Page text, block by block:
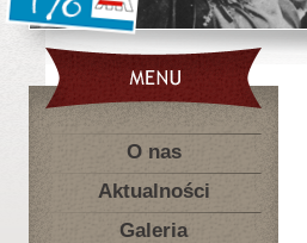
O nas
Aktualności
Galeria